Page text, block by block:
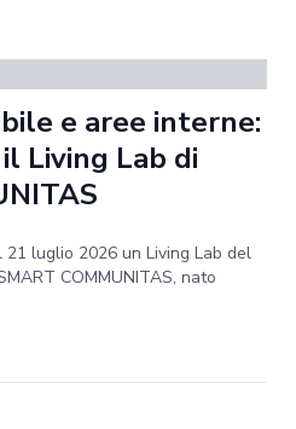
e aree interne:
Living Lab di
luglio 2026 un Living Lab del
COMMUNITAS, nato